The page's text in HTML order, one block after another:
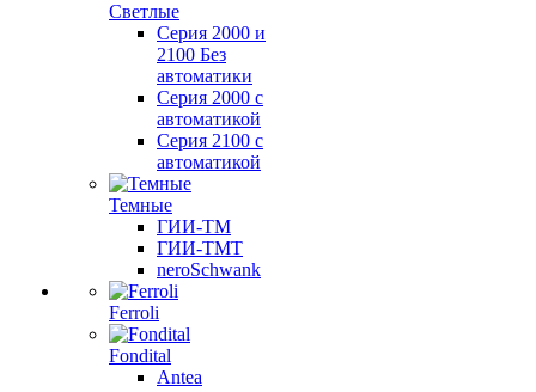
Светлые
Серия 2000 и
2100 Без
автоматики
Серия 2000 с
автоматикой
Серия 2100 с
автоматикой
Темные
ГИИ-ТМ
ГИИ-ТМТ
neroSchwank
Ferroli
Fondital
Antea